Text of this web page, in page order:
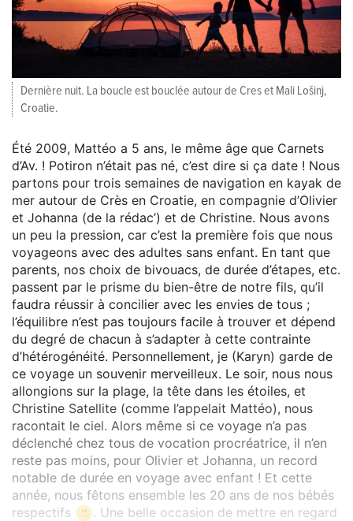
Dernière nuit. La boucle est bouclée autour de Cres et Mali Lošinj,
Croatie.
Été 2009, Mattéo a 5 ans, le même âge que Carnets
d’Av. ! Potiron n’était pas né, c’est dire si ça date ! Nous
partons pour trois semaines de navigation en kayak de
mer autour de Crès en Croatie, en compagnie d’Olivier
et Johanna (de la rédac’) et de Christine. Nous avons
un peu la pression, car c’est la première fois que nous
voyageons avec des adultes sans enfant. En tant que
parents, nos choix de bivouacs, de durée d’étapes, etc.
passent par le prisme du bien-être de notre fils, qu’il
faudra réussir à concilier avec les envies de tous ;
l’équilibre n’est pas toujours facile à trouver et dépend
du degré de chacun à s’adapter à cette contrainte
d’hétérogénéité. Personnellement, je (Karyn) garde de
ce voyage un souvenir merveilleux. Le soir, nous nous
allongions sur la plage, la tête dans les étoiles, et
Christine Satellite (comme l’appelait Mattéo), nous
racontait le ciel. Alors même si ce voyage n’a pas
déclenché chez tous de vocation procréatrice, il n’en
reste pas moins, pour Olivier et Johanna, un record
notable de durée en voyage avec enfant ! Et cette
année, nous fêtons ensemble les 20 ans de nos bébés
respectifs
. Une belle occasion de mettre en regard